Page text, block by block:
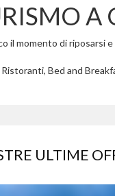
A
il momento di riposarsi
Bed and
ULTIME